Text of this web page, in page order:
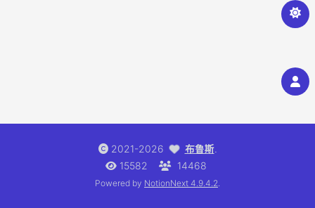
2021-2026 布鲁斯.
15582
14468
Powered by NotionNext 4.9.4.2.